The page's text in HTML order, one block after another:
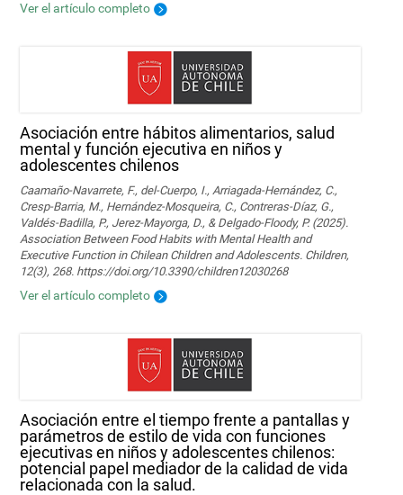
Ver el artículo completo
Asociación entre hábitos alimentarios, salud
mental y función ejecutiva en niños y
adolescentes chilenos
Caamaño-Navarrete, F., del-Cuerpo, I., Arriagada-Hernández, C.,
Cresp-Barria, M., Hernández-Mosqueira, C., Contreras-Díaz, G.,
Valdés-Badilla, P., Jerez-Mayorga, D., & Delgado-Floody, P. (2025).
Association Between Food Habits with Mental Health and
Executive Function in Chilean Children and Adolescents. Children,
12(3), 268. https://doi.org/10.3390/children12030268
Ver el artículo completo
Asociación entre el tiempo frente a pantallas y
parámetros de estilo de vida con funciones
ejecutivas en niños y adolescentes chilenos:
potencial papel mediador de la calidad de vida
relacionada con la salud.